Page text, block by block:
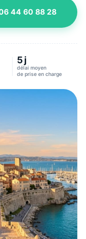
44 60 88 28
5 j
délai moyen
de prise en charge